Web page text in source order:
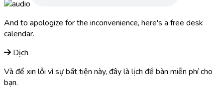
And to apologize for the inconvenience, here's a free desk
calendar.
Dịch
Và để xin lỗi vì sự bất tiện này, đây là lịch để bàn miễn phí cho
bạn.